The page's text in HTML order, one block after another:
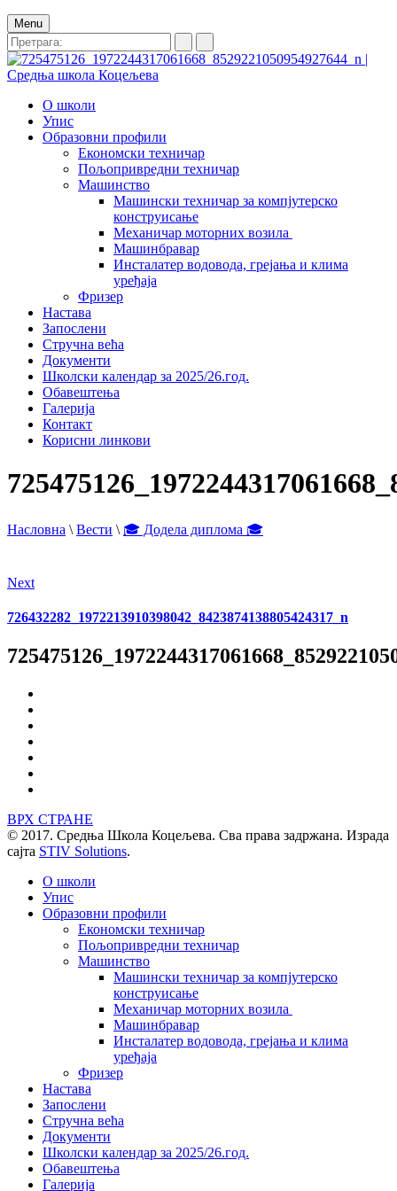
Menu
О школи
Упис
Образовни профили
Економски техничар
Пољопривредни техничар
Машинство
Машински техничар за компјутерско
конструисање
Механичар моторних возила
Машинбравар
Инсталатер водовода, грејања и клима
уређаја
Фризер
Настава
Запослени
Стручна већа
Документи
Школски календар за 2025/26.год.
Обавештења
Галерија
Контакт
Корисни линкови
Насловна \ Вести \ 🎓 Додела диплома 🎓
Next
726432282_1972213910398042_8423874138805424317_n
ВРХ СТРАНЕ
© 2017. Средња Школа Коцељева. Сва права задржана. Израда
сајта STIV Solutions.
О школи
Упис
Образовни профили
Економски техничар
Пољопривредни техничар
Машинство
Машински техничар за компјутерско
конструисање
Механичар моторних возила
Машинбравар
Инсталатер водовода, грејања и клима
уређаја
Фризер
Настава
Запослени
Стручна већа
Документи
Школски календар за 2025/26.год.
Обавештења
Галерија